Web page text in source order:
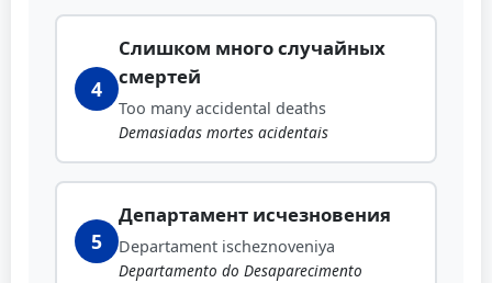
4
Слишком много случайных
смертей
Too many accidental deaths
Demasiadas mortes acidentais
5
Департамент исчезновения
Departament ischeznoveniya
Departamento do Desaparecimento